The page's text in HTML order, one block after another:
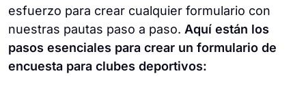
esfuerzo para crear cualquier formulario con
nuestras pautas paso a paso. Aquí están los
pasos esenciales para crear un formulario de
encuesta para clubes deportivos: